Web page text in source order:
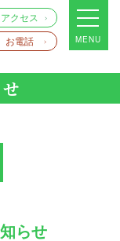
アクセス
お電話
MENU
らせ